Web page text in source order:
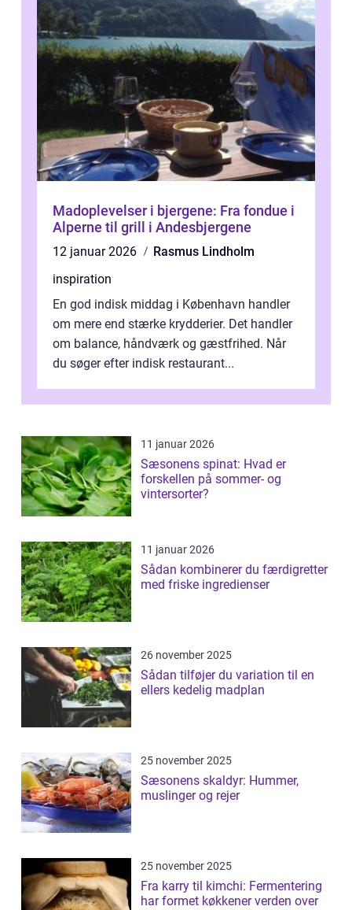
Madoplevelser i bjergene: Fra fondue i
Alperne til grill i Andesbjergene
12 januar 2026
Rasmus Lindholm
inspiration
En god indisk middag i København handler
om mere end stærke krydderier. Det handler
om balance, håndværk og gæstfrihed. Når
du søger efter indisk restaurant...
11 januar 2026
Sæsonens spinat: Hvad er
forskellen på sommer- og
vintersorter?
11 januar 2026
Sådan kombinerer du færdigretter
med friske ingredienser
26 november 2025
Sådan tilføjer du variation til en
ellers kedelig madplan
25 november 2025
Sæsonens skaldyr: Hummer,
muslinger og rejer
25 november 2025
Fra karry til kimchi: Fermentering
har formet køkkener verden over